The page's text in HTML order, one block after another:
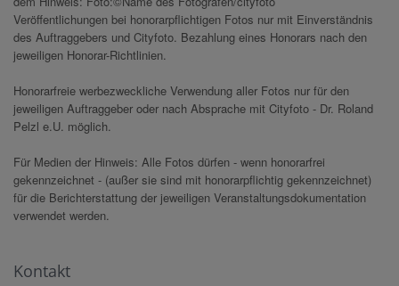
Veröffentlichungen bei honorarpflichtigen Fotos nur mit Einverständnis
des Auftraggebers und Cityfoto. Bezahlung eines Honorars nach den
jeweiligen Honorar-Richtlinien.
Honorarfreie werbezweckliche Verwendung aller Fotos nur für den
jeweiligen Auftraggeber oder nach Absprache mit Cityfoto - Dr. Roland
Pelzl e.U. möglich.
Für Medien der Hinweis: Alle Fotos dürfen - wenn honorarfrei
gekennzeichnet - (außer sie sind mit honorarpflichtig gekennzeichnet)
für die Berichterstattung der jeweiligen Veranstaltungsdokumentation
verwendet werden.
Kontakt